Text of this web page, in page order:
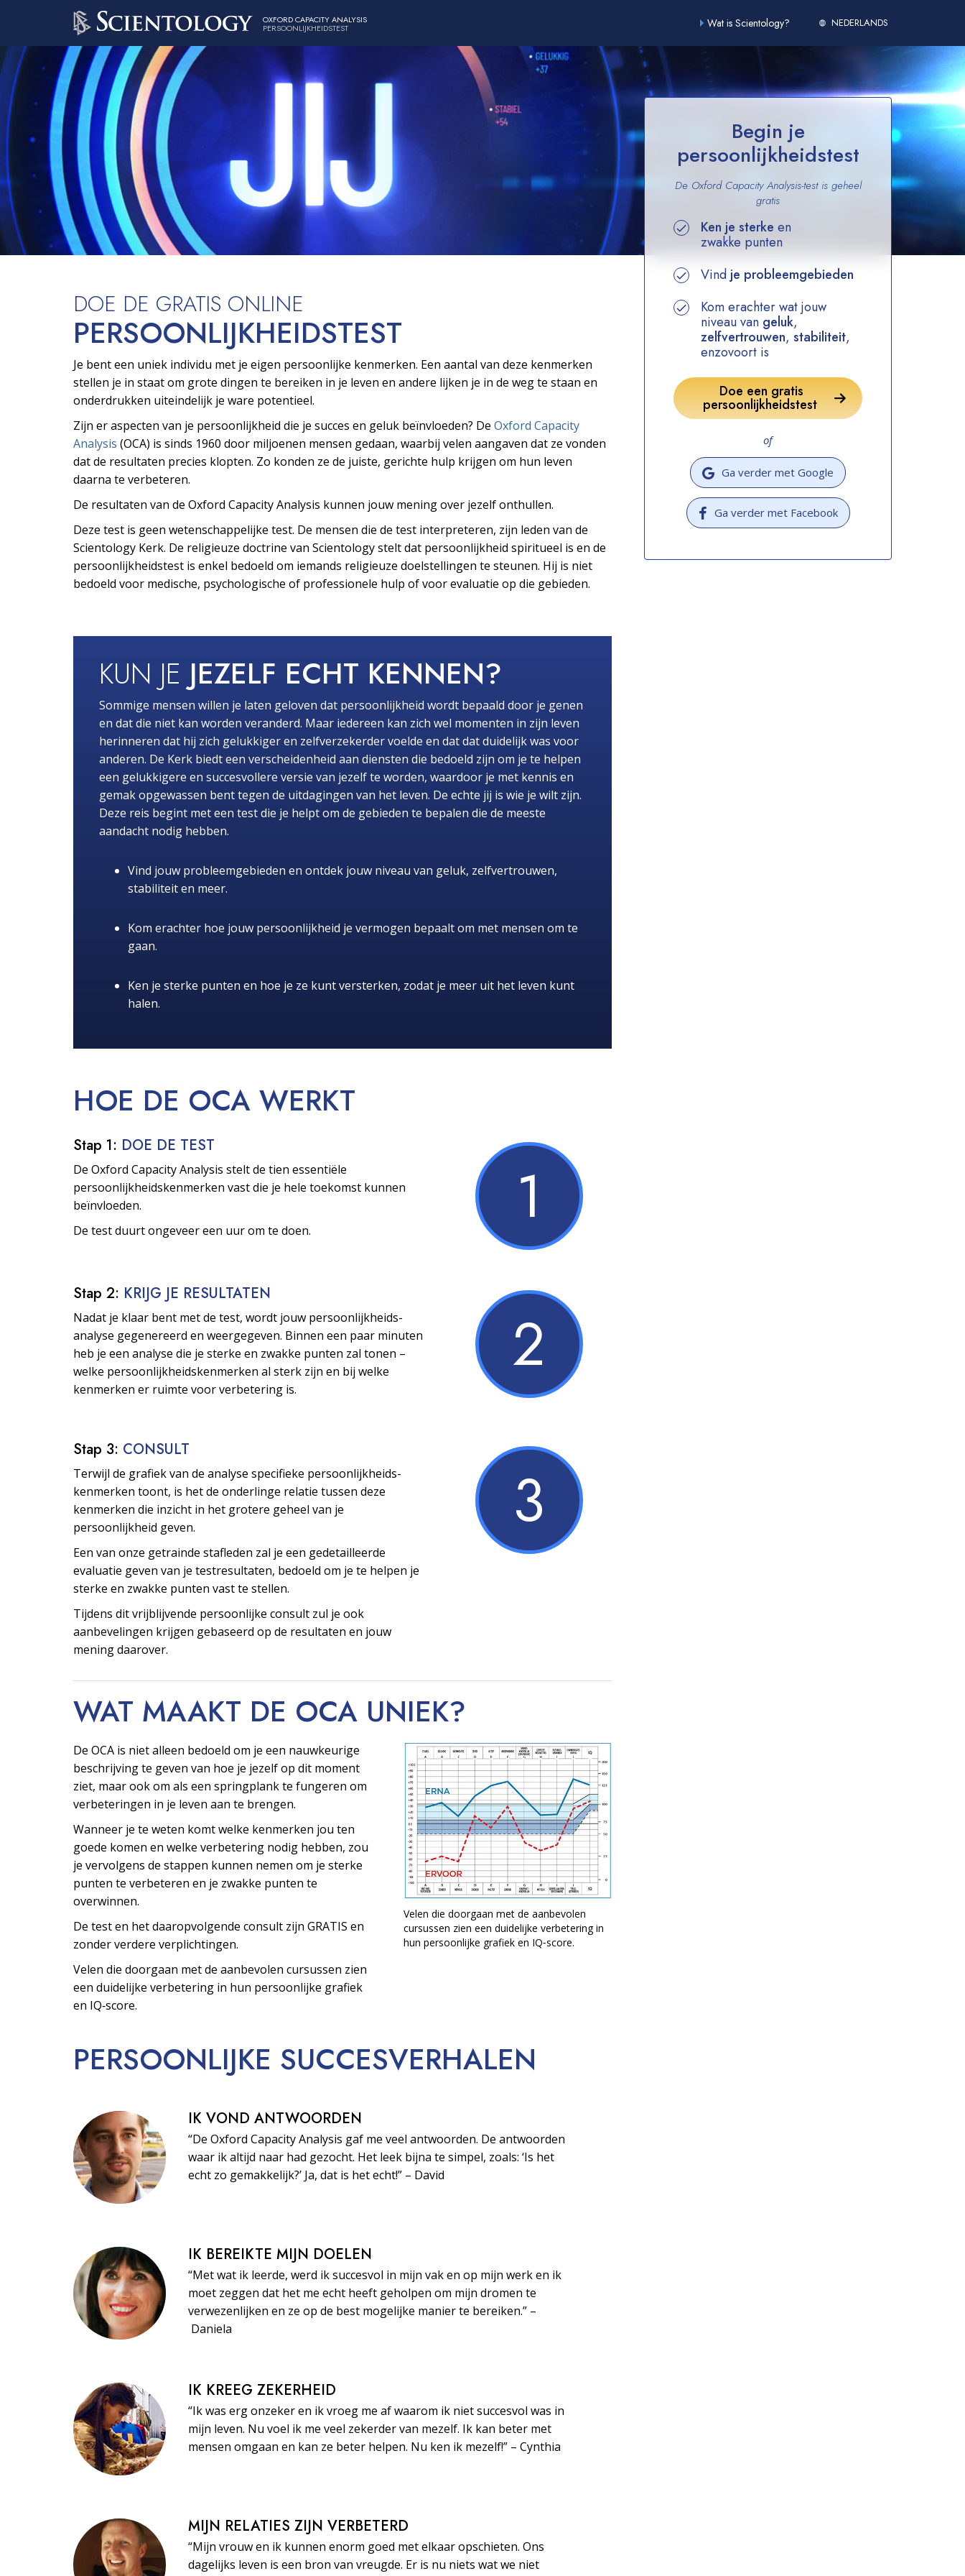
OXFORD CAPACITY ANALYSIS
PERSOONLIJKHEIDSTEST Wat is Scientology? NEDERLANDS
Begin je
persoonlijkheidstest
De Oxford Capacity Analysis-test is geheel
gratis
Ken je sterke en
zwakke punten
Vindje probleemgebieden
Kom erachter wat jouw
niveau van geluk,
zelfvertrouwen, stabiliteit,
enzovoort is
Doe een gratis
persoonlijkheidstest
of
Ga verder met Google
Ga verder met Facebook
DOE DE GRATIS ONLINE
PERSOONLIJKHEIDS­TEST
Je bent een uniek individu met je eigen persoonlijke kenmerken. Een aantal van deze kenmerken
stellen je in staat om grote dingen te bereiken in je leven en andere lijken je in de weg te staan en
onderdrukken uiteindelijk je ware potentieel.
Zijn er aspecten van je persoonlijkheid die je succes en geluk beïnvloeden? De Oxford Capacity
Analysis (OCA) is sinds 1960 door miljoenen mensen gedaan, waarbij velen aangaven dat ze vonden
dat de resultaten precies klopten. Zo konden ze de juiste, gerichte hulp krijgen om hun leven
daarna te verbeteren.
De resultaten van de Oxford Capacity Analysis kunnen jouw mening over jezelf onthullen.
Deze test is geen wetenschappelijke test. De mensen die de test interpreteren, zijn leden van de
Scientology Kerk. De religieuze doctrine van Scientology stelt dat persoonlijkheid spiritueel is en de
persoonlijkheidstest is enkel bedoeld om iemands religieuze doelstellingen te steunen. Hij is niet
bedoeld voor medische, psychologische of professionele hulp of voor evaluatie op die gebieden.
KUN JE JEZELF ECHT KENNEN?
Sommige mensen willen je laten geloven dat persoonlijkheid wordt bepaald door je genen
en dat die niet kan worden veranderd. Maar iedereen kan zich wel momenten in zijn leven
herinneren dat hij zich gelukkiger en zelfverzekerder voelde en dat dat duidelijk was voor
anderen. De Kerk biedt een verscheidenheid aan diensten die bedoeld zijn om je te helpen
een gelukkigere en succesvollere versie van jezelf te worden, waardoor je met kennis en
gemak opgewassen bent tegen de uitdagingen van het leven. De echte jij is wie je wilt zijn.
Deze reis begint met een test die je helpt om de gebieden te bepalen die de meeste
aandacht nodig hebben.
Vind jouw probleemgebieden en ontdek jouw niveau van geluk, zelfvertrouwen,
stabiliteit en meer.
Kom erachter hoe jouw persoonlijkheid je vermogen bepaalt om met mensen om te
gaan.
Ken je sterke punten en hoe je ze kunt versterken, zodat je meer uit het leven kunt
halen.
HOE DE OCA WERKT
Stap 1: DOE DE TEST
De Oxford Capacity Analysis stelt de tien essentiële
persoonlijkheids­kenmerken vast die je hele toekomst kunnen
beïnvloeden.
De test duurt ongeveer een uur om te doen.
1
Stap 2: KRIJG JE RESULTATEN
Nadat je klaar bent met de test, wordt jouw persoonlijkheids­
analyse gegenereerd en weergegeven. Binnen een paar minuten
heb je een analyse die je sterke en zwakke punten zal tonen –
welke persoonlijkheids­kenmerken al sterk zijn en bij welke
kenmerken er ruimte voor verbetering is.
2
Stap 3: CONSULT
Terwijl de grafiek van de analyse specifieke persoonlijkheids­
kenmerken toont, is het de onderlinge relatie tussen deze
kenmerken die inzicht in het grotere geheel van je
persoonlijkheid geven.
Een van onze getrainde stafleden zal je een gedetailleerde
evaluatie geven van je testresultaten, bedoeld om je te helpen je
sterke en zwakke punten vast te stellen.
Tijdens dit vrijblijvende persoonlijke consult zul je ook
aanbevelingen krijgen gebaseerd op de resultaten en jouw
mening daarover.
3
WAT MAAKT DE OCA UNIEK?
De OCA is niet alleen bedoeld om je een nauwkeurige
beschrijving te geven van hoe je jezelf op dit moment
ziet, maar ook om als een springplank te fungeren om
verbeteringen in je leven aan te brengen.
Wanneer je te weten komt welke kenmerken jou ten
goede komen en welke verbetering nodig hebben, zou
je vervolgens de stappen kunnen nemen om je sterke
punten te verbeteren en je zwakke punten te
overwinnen.
De test en het daaropvolgende consult zijn GRATIS en
zonder verdere verplichtingen.
Velen die doorgaan met de aanbevolen cursussen zien
een duidelijke verbetering in hun persoonlijke grafiek
en IQ‑score.
Velen die doorgaan met de aanbevolen
cursussen zien een duidelijke verbetering in
hun persoonlijke grafiek en IQ‑score.
PERSOONLIJKE SUCCESVERHALEN
IK VOND ANTWOORDEN
“De Oxford Capacity Analysis gaf me veel antwoorden. De antwoorden
waar ik altijd naar had gezocht. Het leek bijna te simpel, zoals: ‘Is het
echt zo gemakkelijk?’ Ja, dat is het echt!” – David
IK BEREIKTE MIJN DOELEN
“Met wat ik leerde, werd ik succesvol in mijn vak en op mijn werk en ik
moet zeggen dat het me echt heeft geholpen om mijn dromen te
verwezenlijken en ze op de best mogelijke manier te bereiken.” –
Daniela
IK KREEG ZEKERHEID
“Ik was erg onzeker en ik vroeg me af waarom ik niet succesvol was in
mijn leven. Nu voel ik me veel zekerder van mezelf. Ik kan beter met
mensen omgaan en kan ze beter helpen. Nu ken ik mezelf!” – Cynthia
MIJN RELATIES ZIJN VERBETERD
“Mijn vrouw en ik kunnen enorm goed met elkaar opschieten. Ons
dagelijks leven is een bron van vreugde. Er is nu niets wat we niet